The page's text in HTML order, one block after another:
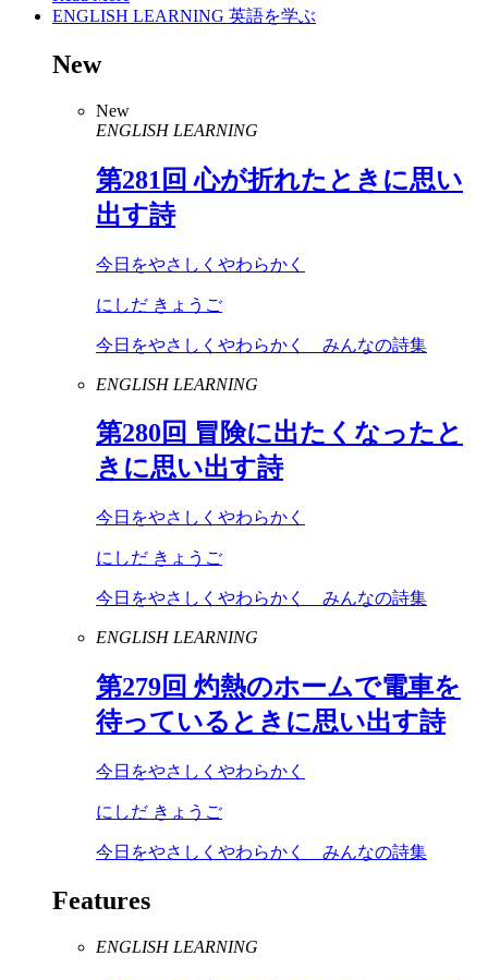
ENGLISH LEARNING 英語を学ぶ
New
New
ENGLISH LEARNING
第281 回 心が折れたときに思い
出す詩
今日をやさしくやわらかく
にしだ きょうご
今日をやさしくやわらかく みんなの詩集
ENGLISH LEARNING
第280回 冒険に出たくなったと
きに思い出す詩
今日をやさしくやわらかく
にしだ きょうご
今日をやさしくやわらかく みんなの詩集
ENGLISH LEARNING
第279回 灼熱のホームで電車を
待っているときに思い出す詩
今日をやさしくやわらかく
にしだ きょうご
今日をやさしくやわらかく みんなの詩集
Features
ENGLISH LEARNING